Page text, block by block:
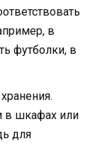
в
футболки, в
в шкафах или
для